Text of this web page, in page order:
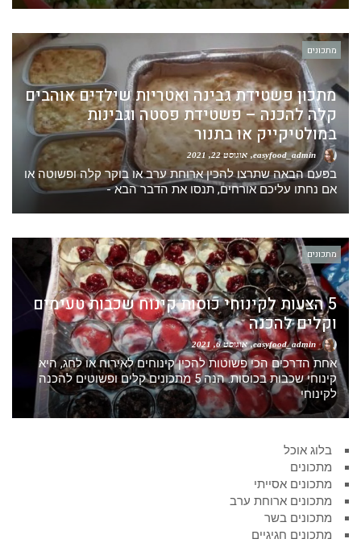
מתכונים
מתכון פשטידת גבינה ואטריות שילדים אוהבים
קלה להכנה – פשטידת פסטה וגבינות
במולטיקייק או בתנור
אוגוסט 22, 2021
בפעם הבאה שתרצו להכין ארוחת ערב או בוקר קלה ופשוטה או
אם נחתו עליכם אורחים, תנסו את הדבר הבא -
מתכונים
5 הצעות לקינוחי כוסות קינוח שכבות טעימים
וקלים להכנה
easyfood_admin אוגוסט 6, 2021
אחת הדרכים הכי פשוטות להכין קינוחים לאירוח או לחג, היא
קינוחי שכבות בכוסות. הנה 5 מתכונים קלים ופשוטים להכנה
לקינוחי
בלוג אוכל
מתכונים
מתכונים אסייתי
מתכונים ארוחת ערב
מתכונים בשר
מתכונים חגיגיים